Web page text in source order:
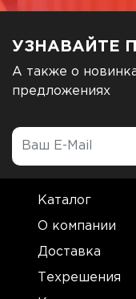
УЗНАВАЙТЕ
А также о
предложениях
Каталог
О компании
Доставка
Техрешения